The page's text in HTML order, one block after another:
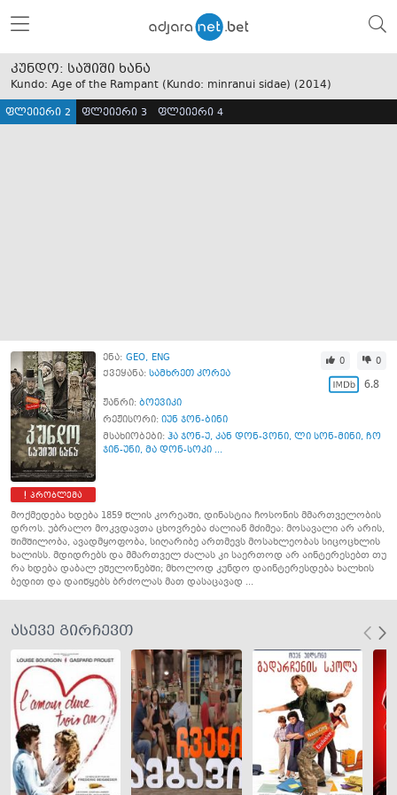
კუნდო: საშიში ხანა
Kundo: Age of the Rampant (Kundo: minranui sidae) (2014)
ფლეიერი 2 ფლეიერი 3 ფლეიერი 4
პრობლემა
ენა: GEO ENG
ქვეყანა: სამხრეთ კორეა
0 0
6.8
ჟანრი: ბოევიკი
რეჟისორი: იუნ ჯონ-ბინი
მსახიობები: ჰა ჯონ-უ, კან დონ-ვონი, ლი სონ-მინი, ჩო
ჯინ-უნი, მა დონ-სოკი ...
მოქმედება ხდება 1859 წლის კორეაში, დინასტია ჩოსონის მმართველობის
დროს. უბრალო მოკვდავთა ცხოვრება ძალიან მძიმეა: მოსავალი არ არის,
შიმშილობა, ავადმყოფობა, სიღარიბე ართმევს მოსახლეობას სიცოცხლის
ხალისს. მდიდრებს და მმართველ ძალას კი საერთოდ არ აინტერესებთ თუ
რა ხდება დაბალ ეშელონებში; მხოლოდ კუნდო დაინტერესდება ხალხის
ბედით და დაიწყებს ბრძოლას მათ დასაცავად ...
ასევე გირჩევთ